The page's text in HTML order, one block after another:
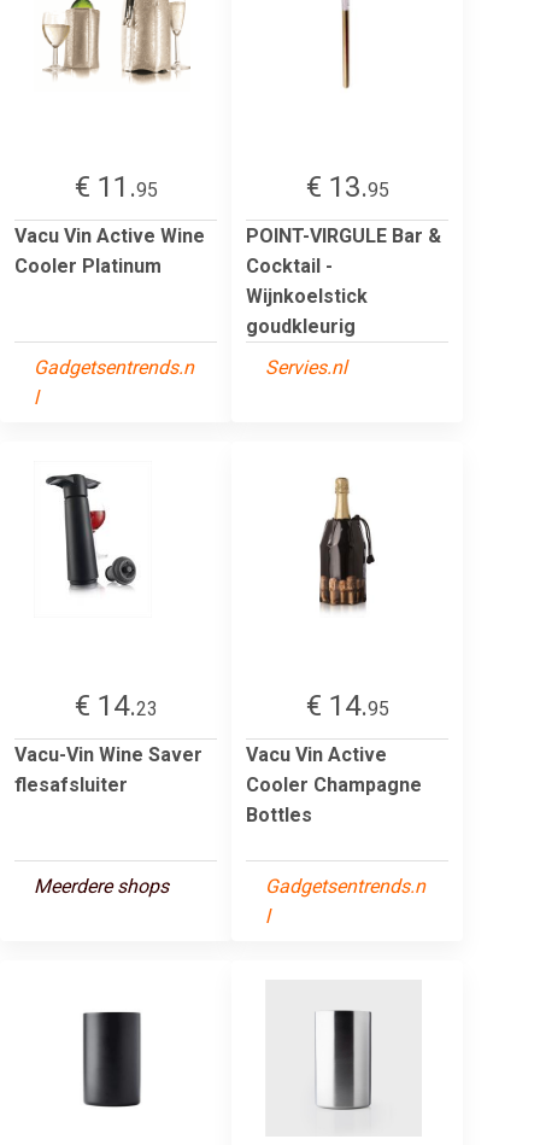
€ 11.95
Vacu Vin Active Wine
Cooler Platinum
Gadgetsentrends.n
l
€ 13.95
POINT-VIRGULE Bar &
Cocktail -
Wijnkoelstick
goudkleurig
Servies.nl
€ 14.23
Vacu-Vin Wine Saver
flesafsluiter
Meerdere shops
€ 14.95
Vacu Vin Active
Cooler Champagne
Bottles
Gadgetsentrends.n
l